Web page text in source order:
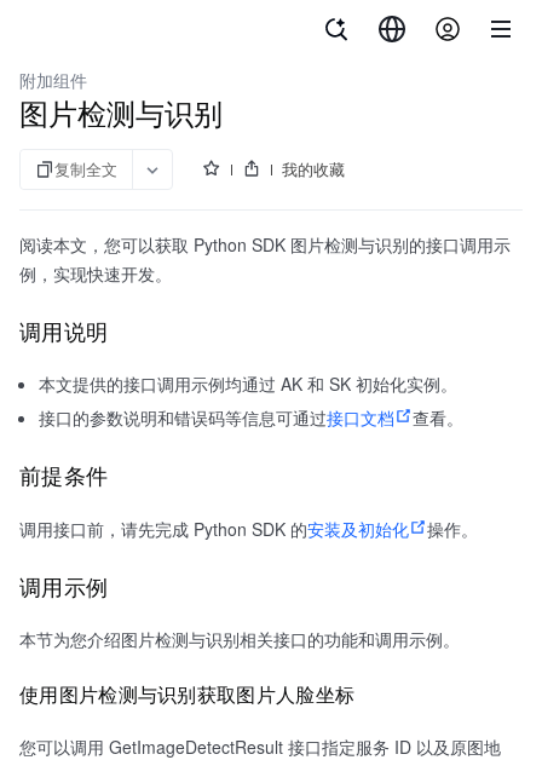
附加组件
图片检测与识别
复制全文 我的收藏
阅读本文，您可以获取 Python SDK 图片检测与识别的接口调用示
例，实现快速开发。
调用说明
本文提供的接口调用示例均通过 AK 和 SK 初始化实例。
接口的参数说明和错误码等信息可通过接口文档 查看。
前提条件
调用接口前，请先完成 Python SDK 的安装及初始化 操作。
调用示例
本节为您介绍图片检测与识别相关接口的功能和调用示例。
使用图片检测与识别获取图片人脸坐标
您可以调用 GetImageDetectResult 接口指定服务 ID 以及原图地